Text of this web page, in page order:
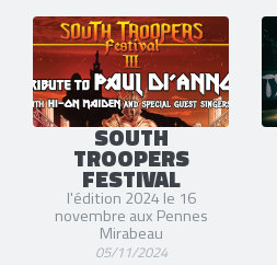
SOUTH
TROOPERS
FESTIVAL
l'édition 2024 le 16
novembre aux Pennes
Mirabeau
05/11/2024